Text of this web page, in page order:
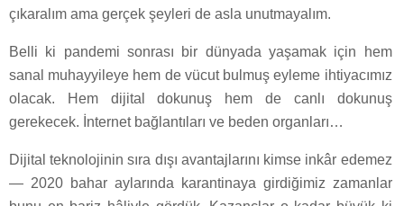
çıkaralım ama gerçek şeyleri de asla unutmayalım.
Belli ki pandemi sonrası bir dünyada yaşamak için hem
sanal muhayyileye hem de vücut bulmuş eyleme ihtiyacımız
olacak. Hem dijital dokunuş hem de canlı dokunuş
gerekecek. İnternet bağlantıları ve beden organları…
Dijital teknolojinin sıra dışı avantajlarını kimse inkâr edemez
— 2020 bahar aylarında karantinaya girdiğimiz zamanlar